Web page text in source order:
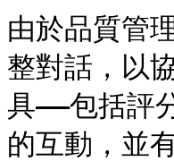
由於品質管
整對話，以
具——包括評
的互動，並